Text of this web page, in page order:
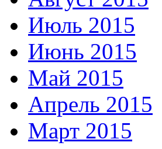
Июль 2015
Июнь 2015
Май 2015
Апрель 2015
Март 2015